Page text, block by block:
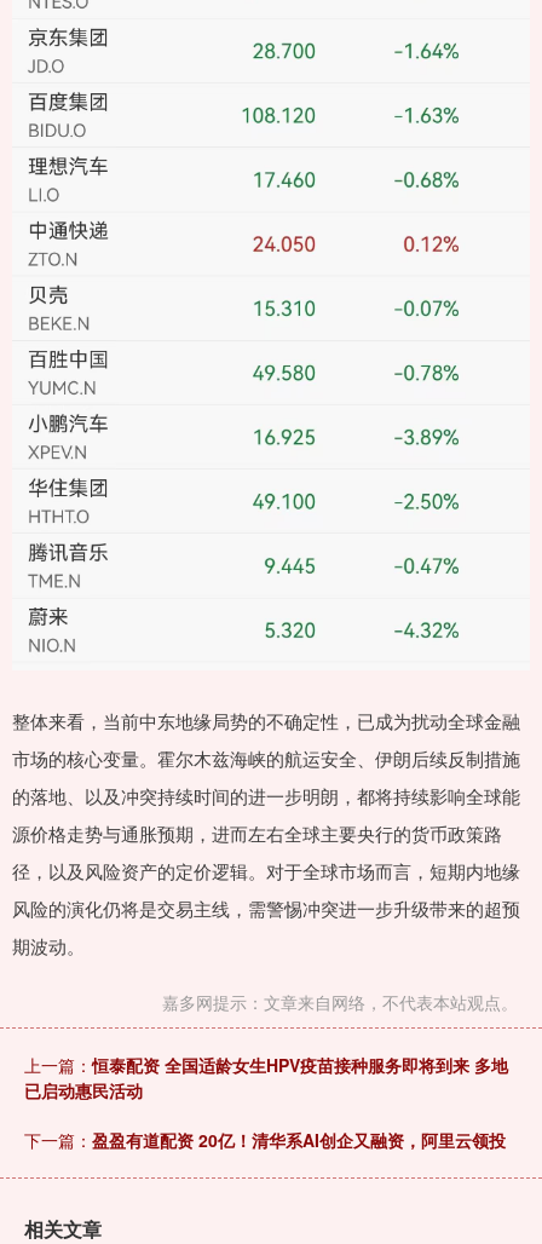
整体来看，当前中东地缘局势的不确定性，已成为扰动全球金融
市场的核心变量。霍尔木兹海峡的航运安全、伊朗后续反制措施
的落地、以及冲突持续时间的进一步明朗，都将持续影响全球能
源价格走势与通胀预期，进而左右全球主要央行的货币政策路
径，以及风险资产的定价逻辑。对于全球市场而言，短期内地缘
风险的演化仍将是交易主线，需警惕冲突进一步升级带来的超预
期波动。
嘉多网提示：文章来自网络，不代表本站观点。
上一篇：恒泰配资 全国适龄女生HPV疫苗接种服务即将到来 多地
已启动惠民活动
下一篇： 盈盈有道配资 20亿！清华系AI创企又融资，阿里云领投
相关文章